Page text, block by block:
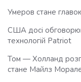
Умеров стане
США досі
технологій Patriot
Том — Холланд
стане Майлз